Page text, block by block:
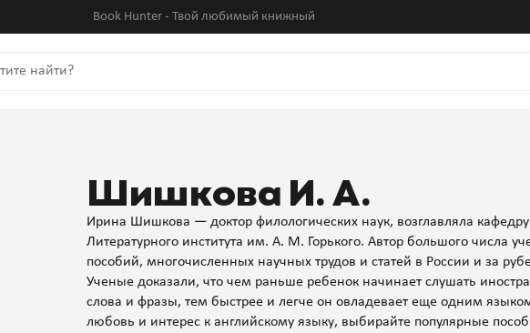
Book Hunter - Твой любимый книжный
Шишкова И. А.
Ирина Шишкова — доктор филологических наук, возглавляла
Литературного института им. А. М. Горького. Автор большого числа
пособий, многочисленных научных трудов и статей в России и за
Ученые доказали, что чем раньше ребенок начинает слушать
слова и фразы, тем быстрее и легче он овладевает еще одним
любовь и интерес к английскому языку, выбирайте популярные